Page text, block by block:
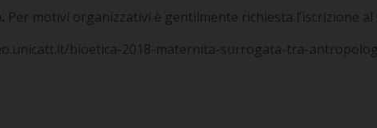
Per motivi organizzativi è gentilmente richiesta l’iscrizione
bioetica-2018-maternita-surrogata-tra-